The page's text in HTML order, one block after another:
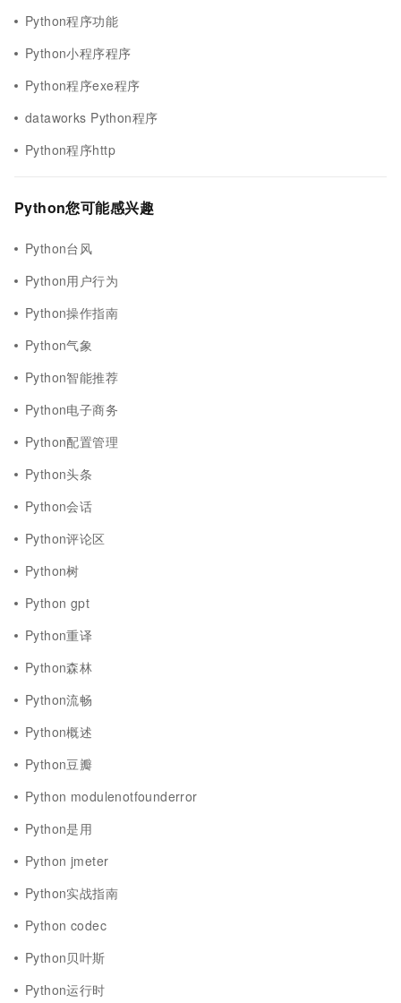
Python程序功能
Python小程序程序
Python程序exe程序
dataworks Python程序
Python程序http
Python您可能感兴趣
Python台风
Python用户行为
Python操作指南
Python气象
Python智能推荐
Python电子商务
Python配置管理
Python头条
Python会话
Python评论区
Python树
Python gpt
Python重译
Python森林
Python流畅
Python概述
Python豆瓣
Python modulenotfounderror
Python是用
Python jmeter
Python实战指南
Python codec
Python贝叶斯
Python运行时